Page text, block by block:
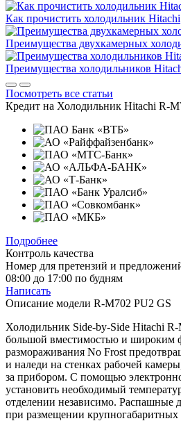
Как прочистить холодильник Hitachi
Преимущества двухкамерных
Преимущества холодильников
Посмотреть все статьи
Кредит на Холодильник Hitachi R-
Подробнее
Контроль качества
Номер для претензий и
08:00 до 17:00 по будням
Написать
Описание модели R-M702 PU2 GS
Холодильник Side-by-Side Hitachi R-
большой вместимостью и широким
размораживания No Frost
и наледи на стенках рабочей
за прибором. С помощью
установить необходимый
отделении независимо. Распашные
при размещении крупногабаритных